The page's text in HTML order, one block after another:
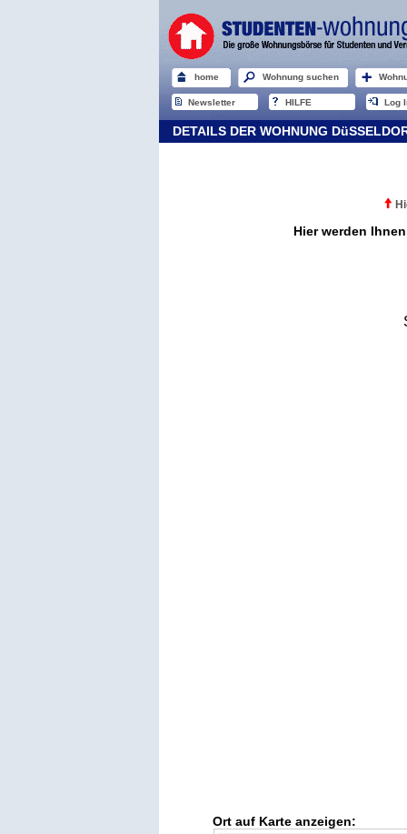
home Wohnung suchen
Newsletter HILFE Log
DETAILS DER WOHNUNG
Hier werden
Ort auf Karte anzeigen: